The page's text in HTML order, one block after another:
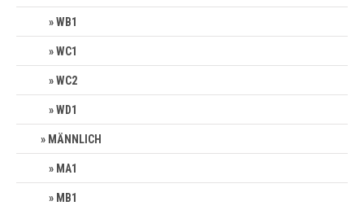
WB1
WC1
WC2
WD1
MÄNNLICH
MA1
MB1